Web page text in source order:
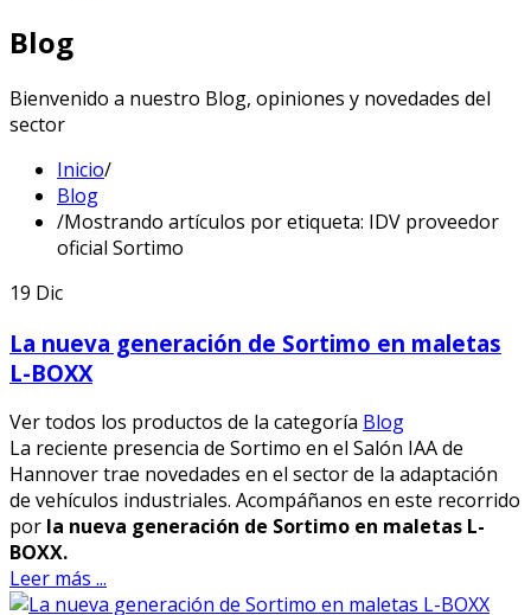
Blog
Bienvenido a nuestro Blog, opiniones y novedades del
sector
Inicio/
Blog
/Mostrando artículos por etiqueta: IDV proveedor
oficial Sortimo
19 Dic
La nueva generación de Sortimo en maletas
L-BOXX
Ver todos los productos de la categoría Blog
La reciente presencia de Sortimo en el Salón IAA de
Hannover trae novedades en el sector de la adaptación
de vehículos industriales. Acompáñanos en este recorrido
por la nueva generación de Sortimo en maletas L-
BOXX.
Leer más ...